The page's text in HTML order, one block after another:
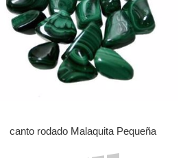
canto rodado Malaquita Pequeña